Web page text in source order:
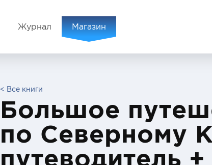
Журнал Магазин
< Все книги
Большое
по Северному
путеводитель